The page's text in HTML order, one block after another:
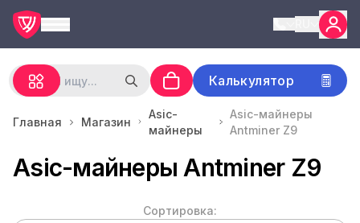
Калькулятор
Главная Магазин
Asic-
майнеры
Asic-майнеры
Antminer Z9
Asic-майнеры Antminer Z9
Сортировка: